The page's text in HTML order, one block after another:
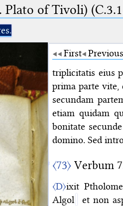
of Tivoli)
First Previous
triplicitatis eius
prima parte vite,
secundam
etiam quidam
bonitate
domino. Sed
〈73〉 Verbum
〈D〉ixit
Algol
et non